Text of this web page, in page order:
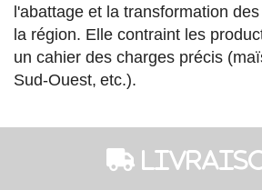
l'abattage et la transformation
la région. Elle contraint les
un cahier des charges précis
Sud-Ouest, etc.).
